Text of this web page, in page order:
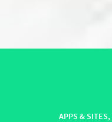
APPS & SITES,